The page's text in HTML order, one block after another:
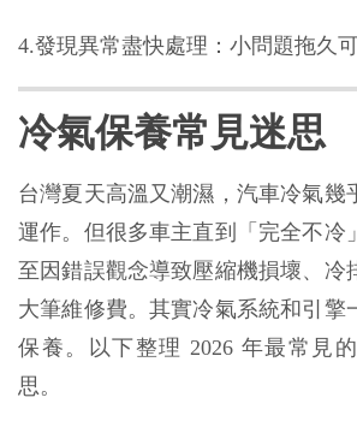
4.發現異常盡快處理：小問題拖久可
冷氣保養常見迷思
台灣夏天高溫又潮濕，汽車冷氣幾
運作。但很多車主直到「完全不冷
至因錯誤觀念導致壓縮機損壞、冷
大筆維修費。其實冷氣系統和引擎
保養。以下整理 2026 年最常見
思。